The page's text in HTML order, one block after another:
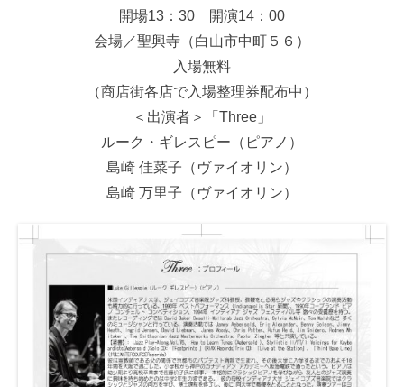
開場13：30 開演14：00
会場／聖興寺（白山市中町５６）
入場無料
（商店街各店で入場整理券配布中）
＜出演者＞「Three」
ルーク・ギレスピー（ピアノ）
島崎 佳菜子（ヴァイオリン）
島崎 万里子（ヴァイオリン）